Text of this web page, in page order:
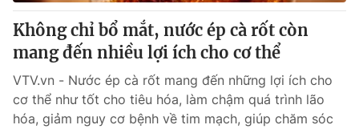
Không chỉ bổ mắt, nước ép cà rốt còn
mang đến nhiều lợi ích cho cơ thể
VTV.vn - Nước ép cà rốt mang đến những lợi ích cho
cơ thể như tốt cho tiêu hóa, làm chậm quá trình lão
hóa, giảm nguy cơ bệnh về tim mạch, giúp chăm sóc